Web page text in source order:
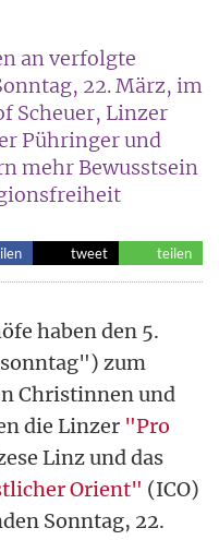
an verfolgte
22. März, im
Scheuer, Linzer
Pühringer und
mehr Bewusstsein
tweet teilen
haben den 5.
zum
Christinnen und
die Linzer "Pro
Linz und das
Orient" (ICO)
Sonntag, 22.